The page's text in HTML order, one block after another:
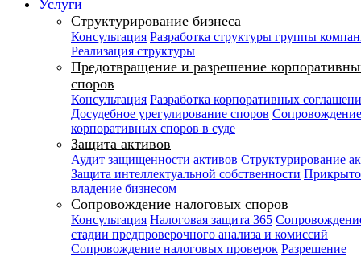
Услуги
Структурирование бизнеса
Консультация Разработка структуры группы
Реализация структуры
Предотвращение и разрешение
споров
Консультация Разработка корпоративных
Досудебное урегулирование споров Сопровождение
корпоративных споров в суде
Защита активов
Аудит защищенности активов Структурирование
Защита интеллектуальной собственности
владение бизнесом
Сопровождение налоговых споров
Консультация Налоговая защита 365
стадии предпроверочного анализа и комиссий
Сопровождение налоговых проверок Разрешение